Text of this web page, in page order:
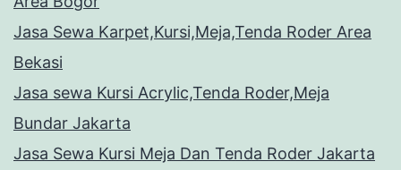
Jasa Sewa Karpet,Kursi,Meja,Tenda Roder Area
Bekasi
Jasa sewa Kursi Acrylic,Tenda Roder,Meja
Bundar Jakarta
Jasa Sewa Kursi Meja Dan Tenda Roder Jakarta